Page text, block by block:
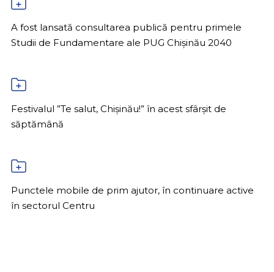
A fost lansată consultarea publică pentru primele
Studii de Fundamentare ale PUG Chișinău 2040
Festivalul ”Te salut, Chișinău!” în acest sfârșit de
săptămână
Punctele mobile de prim ajutor, în continuare active
în sectorul Centru